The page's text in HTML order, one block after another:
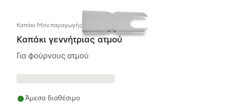
Καπάκι Μον.παραγωγής ατμού
Καπάκι γεννήτριας ατμού
Για φούρνους ατμού
Άμεσα διαθέσιμο